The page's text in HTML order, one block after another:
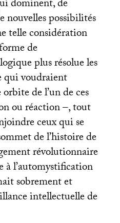
dominent, de
nouvelles possibilités
telle considération
de
plus résolue les
qui voudraient
de l’un de ces
ou réaction –, tout
ceux qui se
de l’histoire de
révolutionnaire
l’automystification
sobrement et
intellectuelle de